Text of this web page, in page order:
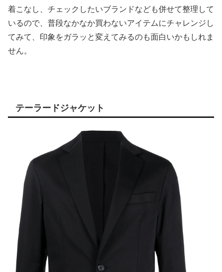
着こなし、チェックしたいブランドなども併せて整理して
いるので、普段なかなか買わないアイテムにチャレンジし
てみて、印象をガラッと変えてみるのも面白いかもしれま
せん。
テーラードジャケット